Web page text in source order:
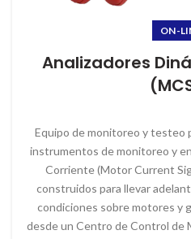
ON-
Analizadores
Equipo de monitoreo y testeo
instrumentos de monitoreo y
Corriente (Motor Current
construidos para llevar
condiciones sobre motores y
desde un Centro de Control de